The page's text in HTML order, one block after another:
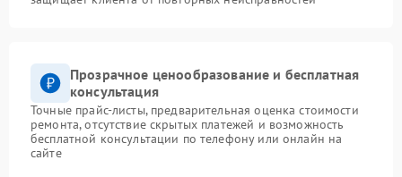
Прозрачное ценообразование и бесплатная
консультация
Точные прайс-листы, предварительная оценка стоимости
ремонта, отсутствие скрытых платежей и возможность
бесплатной консультации по телефону или онлайн на
сайте